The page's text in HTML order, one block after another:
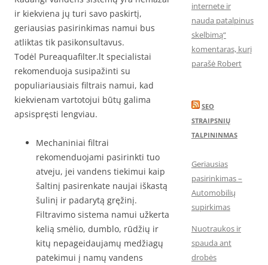
ir kiekviena jų turi savo paskirtį,
geriausias pasirinkimas namui bus
atliktas tik pasikonsultavus.
Todėl Pureaquafilter.lt specialistai
rekomenduoja susipažinti su
populiariausiais filtrais namui, kad
kiekvienam vartotojui būtų galima
apsispręsti lengviau.
Mechaniniai filtrai
rekomenduojami pasirinkti tuo
atveju, jei vandens tiekimui kaip
šaltinį pasirenkate naujai iškastą
šulinį ir padarytą gręžinį.
Filtravimo sistema namui užkerta
kelią smėlio, dumblo, rūdžių ir
kitų nepageidaujamų medžiagų
patekimui į namų vandens
internete ir
nauda patalpinus
skelbimą“
komentaras, kurį
parašė Robert
SEO
STRAIPSNIŲ
TALPININMAS
Geriausias
pasirinkimas –
Automobilių
supirkimas
Nuotraukos ir
spauda ant
drobės